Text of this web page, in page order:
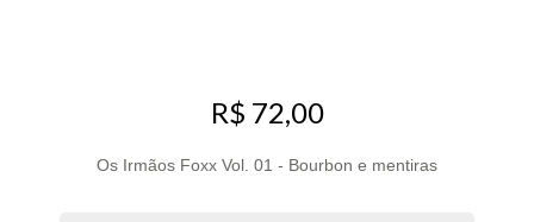
R$ 72,00
Os Irmãos Foxx Vol. 01 - Bourbon e mentiras